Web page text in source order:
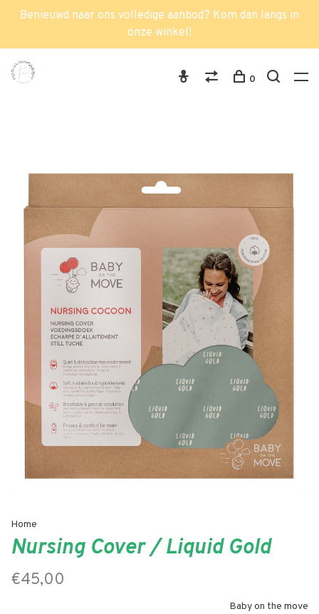
Benieuwd naar ons volledige aanbod? Kom dan langs in
onze winkel!
0
Home
Nursing Cover / Liquid Gold
€45,00
Baby on the move